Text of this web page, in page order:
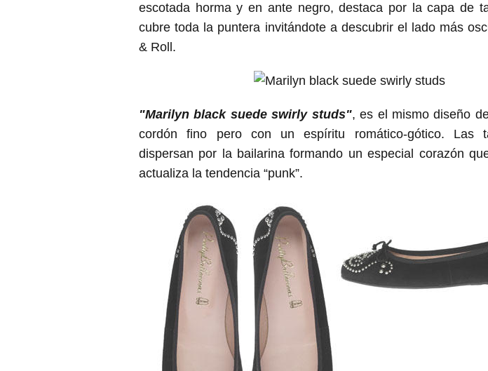
escotada horma y en ante negro, destaca por la capa de
cubre toda la puntera invitándote a descubrir el lado más
& Roll.
"Marilyn black suede swirly studs", es el mismo diseño
cordón fino pero con un espíritu romático‐gótico. Las
dispersan por la bailarina formando un especial corazón
actualiza la tendencia “punk”.